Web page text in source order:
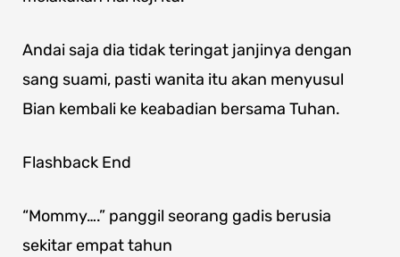
Andai saja dia tidak teringat janjinya dengan
sang suami, pasti wanita itu akan menyusul
Bian kembali ke keabadian bersama Tuhan.
Flashback End
“Mommy….” panggil seorang gadis berusia
sekitar empat tahun